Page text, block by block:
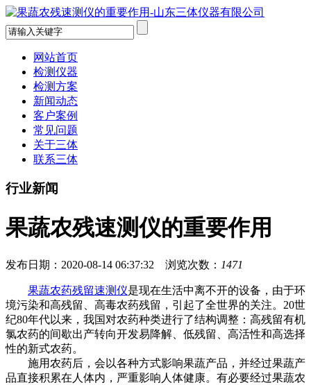
网站首页
检测仪器
检测方案
新闻动态
客户案例
常见问题
关于三体
联系三体
行业新闻
果蔬农残速测仪的重要作用
发布日期：2020-08-14 06:37:32 浏览次数： 1471
果蔬农药残留速测仪是现在生活中离不开的设备，由于环
境污染和高残留、高毒农药残留，引起了全世界的关注。20世
纪80年代以来，我国对农药种类进行了结构调整：高残留有机
氯农药的间歇出产转向开发易降解、低残留、高活性和高选择
性的新式农药。
施用农药后，会以各种方式影响果蔬产品，并经过果蔬产
品直接积累在人体内，严重影响人体健康。有必要经过果蔬农